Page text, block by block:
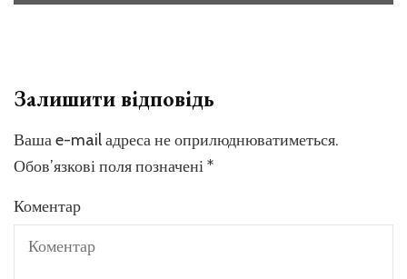
Залишити відповідь
Ваша e-mail адреса не оприлюднюватиметься.
Обов’язкові поля позначені*
Коментар